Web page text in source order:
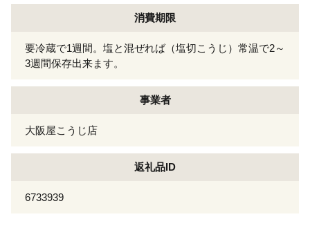
消費期限
要冷蔵で1週間。塩と混ぜれば（塩切こうじ）常温で2～
3週間保存出来ます。
事業者
大阪屋こうじ店
返礼品ID
6733939